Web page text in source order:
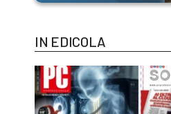
IN EDICOLA